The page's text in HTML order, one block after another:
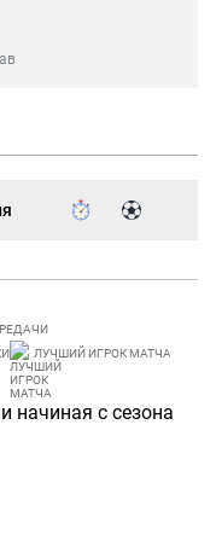
ЛУЧШИЙ ИГРОК МАТЧА
начиная с сезона